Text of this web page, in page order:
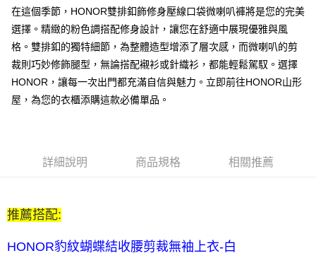
運送方式
全家取貨付款 -訂單滿 $2000 元即享免運服務，未滿則另收
$80 元物流費用。
每筆NT$80，滿NT$2,000(含以上)免運費
全家付款後取貨-訂單滿 $2000 元即享免運服務-未滿則另收
7-11取貨付款-訂單滿 $2000 元即享免運服務-未滿則另收 $80
7-11付款後取貨-訂單滿 $2000 元即享免運服務-未滿則另收
$80 元物流費
在這個季節，HONOR雙排釦飾修身壓線口袋微喇叭褲將是您的完美
選擇。精緻的粉色調搭配修身設計，讓您在舒適中展現優雅與風
格。雙排釦的獨特細節，為整體造型增添了層次感，而微喇叭的剪
裁則巧妙修飾腿型，無論搭配襯衫或針織衫，都能輕鬆駕馭。選擇
HONOR，讓每一次出門都充滿自信與魅力。立即前往HONOR山形
屋，為您的衣櫃添購這款必備單品。
詳細說明 商品規格 相關推薦
推薦搭配:
HONOR豹紋蝴蝶結收腰剪裁無袖上衣-白